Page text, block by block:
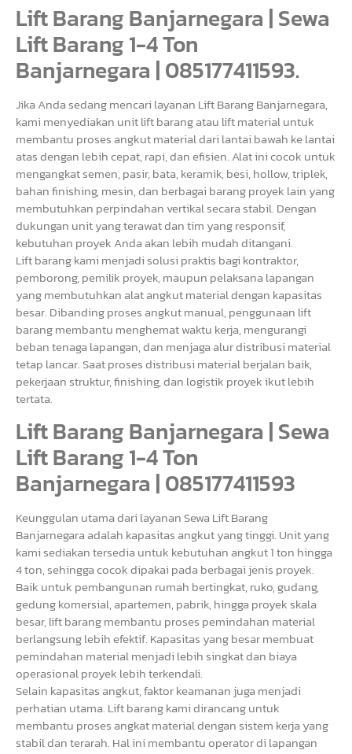
Lift Barang Banjarnegara | Sewa
Lift Barang 1-4 Ton
Banjarnegara | 085177411593.
Jika Anda sedang mencari layanan Lift Barang Banjarnegara,
kami menyediakan unit lift barang atau lift material untuk
membantu proses angkut material dari lantai bawah ke lantai
atas dengan lebih cepat, rapi, dan efisien. Alat ini cocok untuk
mengangkat semen, pasir, bata, keramik, besi, hollow, triplek,
bahan finishing, mesin, dan berbagai barang proyek lain yang
membutuhkan perpindahan vertikal secara stabil. Dengan
dukungan unit yang terawat dan tim yang responsif,
kebutuhan proyek Anda akan lebih mudah ditangani.
Lift barang kami menjadi solusi praktis bagi kontraktor,
pemborong, pemilik proyek, maupun pelaksana lapangan
yang membutuhkan alat angkut material dengan kapasitas
besar. Dibanding proses angkut manual, penggunaan lift
barang membantu menghemat waktu kerja, mengurangi
beban tenaga lapangan, dan menjaga alur distribusi material
tetap lancar. Saat proses distribusi material berjalan baik,
pekerjaan struktur, finishing, dan logistik proyek ikut lebih
tertata.
Lift Barang Banjarnegara | Sewa
Lift Barang 1-4 Ton
Banjarnegara | 085177411593
Keunggulan utama dari layanan Sewa Lift Barang
Banjarnegara adalah kapasitas angkut yang tinggi. Unit yang
kami sediakan tersedia untuk kebutuhan angkut 1 ton hingga
4 ton, sehingga cocok dipakai pada berbagai jenis proyek.
Baik untuk pembangunan rumah bertingkat, ruko, gudang,
gedung komersial, apartemen, pabrik, hingga proyek skala
besar, lift barang membantu proses pemindahan material
berlangsung lebih efektif. Kapasitas yang besar membuat
pemindahan material menjadi lebih singkat dan biaya
operasional proyek lebih terkendali.
Selain kapasitas angkut, faktor keamanan juga menjadi
perhatian utama. Lift barang kami dirancang untuk
membantu proses angkat material dengan sistem kerja yang
stabil dan terarah. Hal ini membantu operator di lapangan